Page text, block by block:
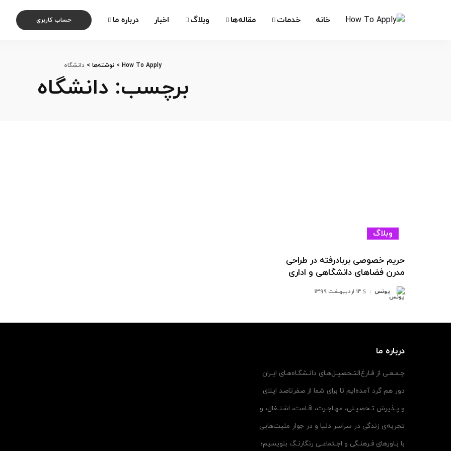
خانه خدمات مقاله‌ها وبلاگ اخبار درباره ما حساب کاربری
How To Apply
> نوشته‌ها > دانشگاه
برچسب: دانشگاه
وبلاگ
حریم خصوصی بربادرفته در طراحی
مدرن فضاهای دانشگاهی و اداری
ارسال
شده
یونس 14 اردیبهشت 1399
درباره ما
جـمـعـی از فـارغ‌التـحصیـل‌هـای دانـشگـاه‌هـای ایـران
دور هم گرد آمده‌ایم تا برای شما از صفرتاصد اپلای
و پـذیرش تـحصیـلی، مهـاجـرت، اقـامت، اشتـغال، و
تجربه‌ی زندگی در سراسر دنیا و در جوار ملیت‌هایی
با بـاورهای فـرهنـگی و اجـتماعـی رنگارنـگ بنویسیم؛